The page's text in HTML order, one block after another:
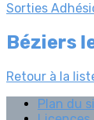
Sorties
Béziers
Retour à la
Plan du